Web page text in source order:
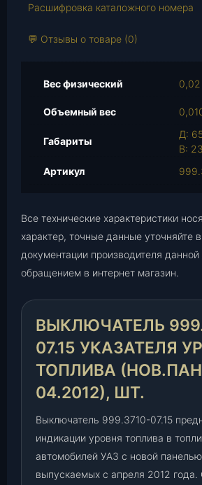
В
9
9
.
3
0
0
5
у
Расшифровка каталожного номера
💬 Отзывы о товаре (0)
Вес физический 0,02
Объемный вес
Габариты
Д:
В:
Артикул
Все технические характеристики
характер, точные данные уточняйте
документации производителя данной
обращением в интернет магазин.
ВЫКЛЮЧАТЕЛЬ
07.15 УКАЗАТЕЛЯ
ТОПЛИВА
04.2012), ШТ.
Выключатель 999.3710-07.15
индикации уровня топлива в
автомобилей УАЗ с новой
выпускаемых с апреля 2012 года.